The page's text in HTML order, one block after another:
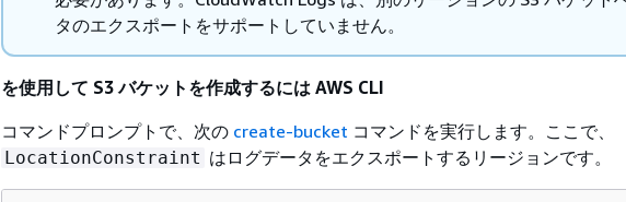
タのエクスポートをサポートしていません。
を使用して S3 バケットを作成するには AWS CLI
コマンドプロンプトで、次の create-bucket コマンドを実行します。ここで、
LocationConstraint はログデータをエクスポートするリージョンです。